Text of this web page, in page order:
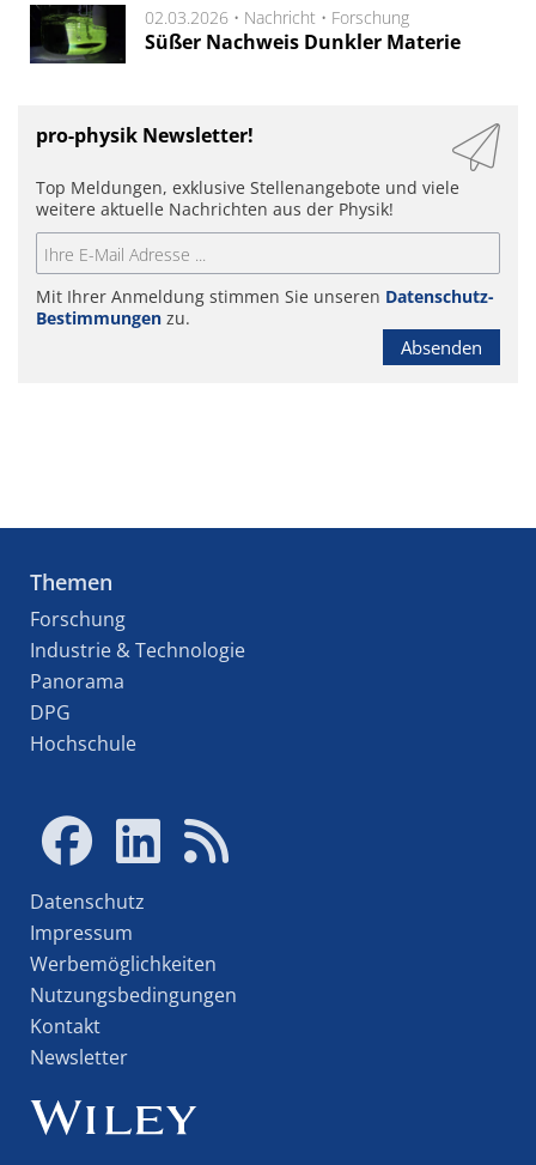
02.03.2026 • Nachricht • Forschung
Süßer Nachweis Dunkler Materie
pro-physik Newsletter!
Top Meldungen, exklusive Stellenangebote und viele
weitere aktuelle Nachrichten aus der Physik!
Mit Ihrer Anmeldung stimmen Sie unseren Datenschutz-
Bestimmungen zu.
Absenden
Themen
Forschung
Industrie & Technologie
Panorama
DPG
Hochschule
Datenschutz
Impressum
Werbemöglichkeiten
Nutzungsbedingungen
Kontakt
Newsletter